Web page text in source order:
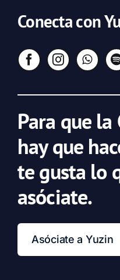
Conecta con
Para que
hay que
te gusta lo
asóciate.
Asóciate a Yuzin